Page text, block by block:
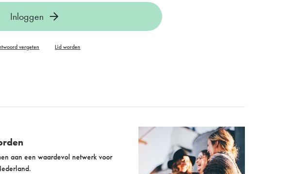
Inloggen
vergeten Lid worden
aan een waardevol netwerk voor